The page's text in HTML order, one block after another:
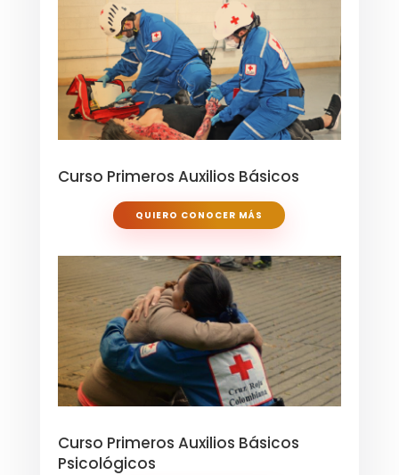
Curso Primeros Auxilios Básicos
QUIERO CONOCER MÁS
Curso Primeros Auxilios Básicos
Psicológicos